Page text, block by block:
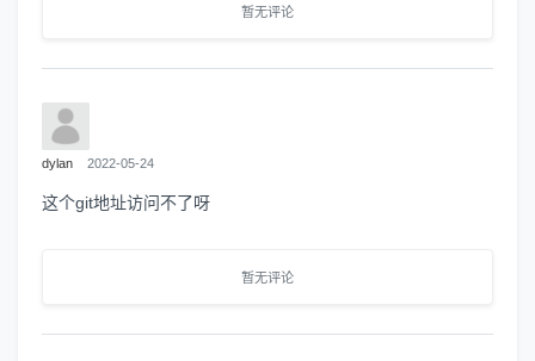
暂无评论
dylan 2022-05-24
这个git地址访问不了呀
暂无评论